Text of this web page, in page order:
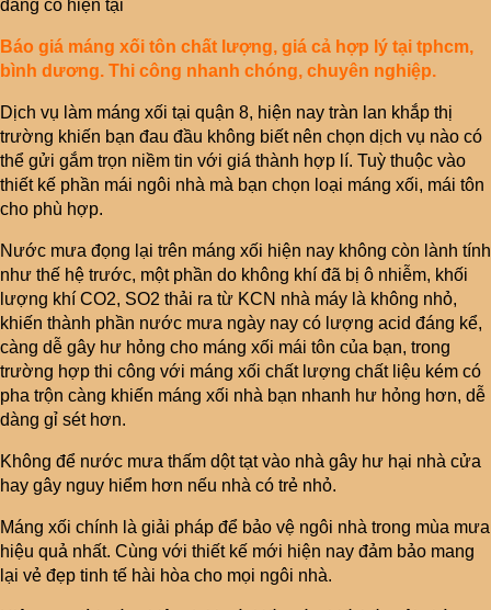
đang có hiện tại
Báo giá máng xối tôn chất lượng, giá cả hợp lý tại tphcm,
bình dương. Thi công nhanh chóng, chuyên nghiệp.
Dịch vụ làm máng xối tại quận 8, hiện nay tràn lan khắp thị
trường khiến bạn đau đầu không biết nên chọn dịch vụ nào có
thể gửi gắm trọn niềm tin với giá thành hợp lí. Tuỳ thuộc vào
thiết kế phần mái ngôi nhà mà bạn chọn loại máng xối, mái tôn
cho phù hợp.
Nước mưa đọng lại trên máng xối hiện nay không còn lành tính
như thế hệ trước, một phần do không khí đã bị ô nhiễm, khối
lượng khí CO2, SO2 thải ra từ KCN nhà máy là không nhỏ,
khiến thành phần nước mưa ngày nay có lượng acid đáng kể,
càng dễ gây hư hỏng cho máng xối mái tôn của bạn, trong
trường hợp thi công với máng xối chất lượng chất liệu kém có
pha trộn càng khiến máng xối nhà bạn nhanh hư hỏng hơn, dễ
dàng gỉ sét hơn.
Không để nước mưa thấm dột tạt vào nhà gây hư hại nhà cửa
hay gây nguy hiểm hơn nếu nhà có trẻ nhỏ.
Máng xối chính là giải pháp để bảo vệ ngôi nhà trong mùa mưa
hiệu quả nhất. Cùng với thiết kế mới hiện nay đảm bảo mang
lại vẻ đẹp tinh tế hài hòa cho mọi ngôi nhà.